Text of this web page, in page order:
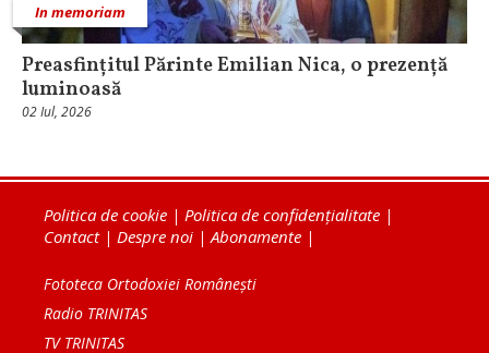
In memoriam
Preasfințitul Părinte Emilian Nica, o prezență
luminoasă
02 Iul, 2026
Politica de cookie | Politica de confidențialitate |
Contact| Despre noi | Abonamente |
Fototeca Ortodoxiei Românești
Radio TRINITAS
TV TRINITAS